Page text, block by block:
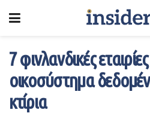
7 φινλανδικές
οικοσύστημα
κτίρια